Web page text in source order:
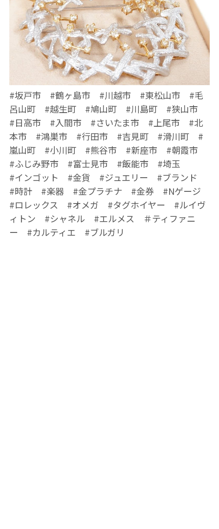
#坂戸市 #鶴ヶ島市 #川越市 #東松山市 #毛
呂山町 #越生町 #鳩山町 #川島町 #狭山市
#日高市 #入間市 #さいたま市 #上尾市 #北
本市 #鴻巣市 #行田市 #吉見町 #滑川町 #
嵐山町 #小川町 #熊谷市 #新座市 #朝霞市
#ふじみ野市 #富士見市 #飯能市 #埼玉
#インゴット #金貨 #ジュエリー #ブランド
#時計 #楽器 #金プラチナ #金券 #Nゲージ
#ロレックス #オメガ #タグホイヤー #ルイヴ
ィトン #シャネル #エルメス ＃ティファニ
ー #カルティエ #ブルガリ